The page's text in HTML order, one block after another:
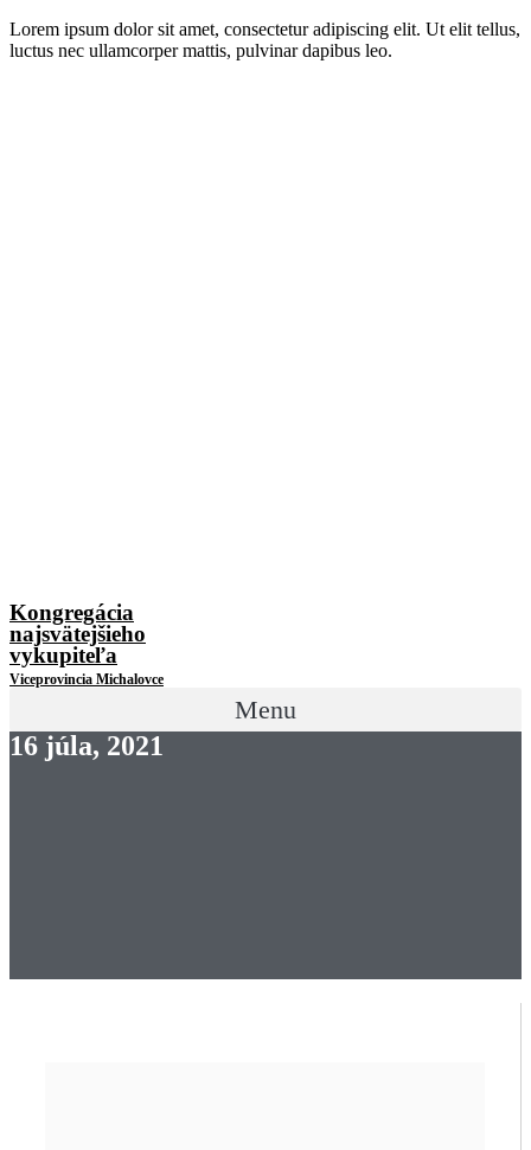
Lorem ipsum dolor sit amet, consectetur adipiscing elit. Ut elit tellus,
luctus nec ullamcorper mattis, pulvinar dapibus leo.
Kongregácia
najsvätejšieho
vykupiteľa
Viceprovincia Michalovce
Menu
16 júla, 2021